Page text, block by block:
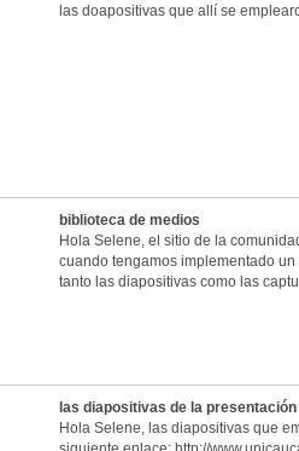
las doapositivas que allí se
biblioteca de medios
Hola Selene, el sitio de la
cuando tengamos implementado
tanto las diapositivas como las
las diapositivas de la presentación
Hola Selene, las diapositivas que